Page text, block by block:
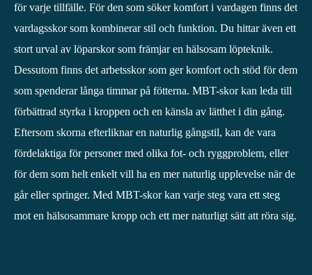
för varje tillfälle. För den som söker komfort i vardagen finns det
vardagsskor som kombinerar stil och funktion. Du hittar även ett
stort urval av löparskor som främjar en hälsosam löpteknik.
Dessutom finns det arbetsskor som ger komfort och stöd för dem
som spenderar långa timmar på fötterna. MBT-skor kan leda till
förbättrad styrka i kroppen och en känsla av lätthet i din gång.
Eftersom skorna efterliknar en naturlig gångstil, kan de vara
fördelaktiga för personer med olika fot- och ryggproblem, eller
för dem som helt enkelt vill ha en mer naturlig upplevelse när de
går eller springer. Med MBT-skor kan varje steg vara ett steg
mot en hälsosammare kropp och ett mer naturligt sätt att röra sig.